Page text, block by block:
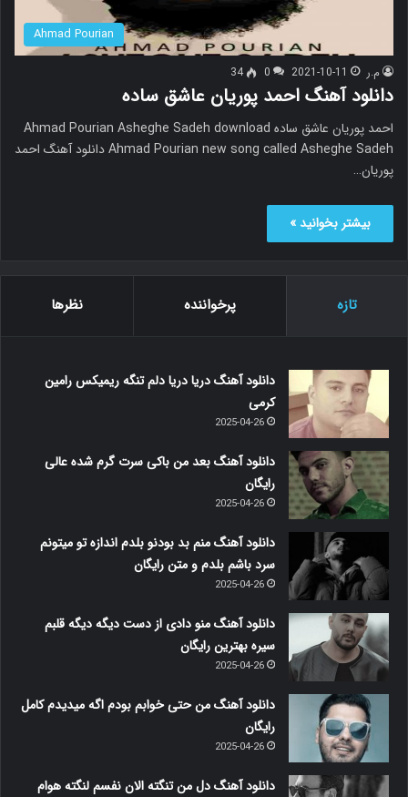
Ahmad Pourian
م.ر 2021-10-11
0
34
دانلود آهنگ احمد پوریان عاشق ساده
احمد پوریان عاشق ساده Ahmad Pourian Asheghe Sadeh download
Ahmad Pourian new song called Asheghe Sadeh دانلود آهنگ احمد
پوریان…
بیشتر بخوانید »
تازه پرخواننده نظرها
دانلود آهنگ دریا دریا دلم تنگه ریمیکس رامین
کرمی
2025-04-26
دانلود آهنگ بعد من باکی سرت گرم شده عالی
رایگان
2025-04-26
دانلود آهنگ منم بد بودنو بلدم اندازه تو میتونم
سرد باشم بلدم و متن رایگان
2025-04-26
دانلود آهنگ منو دادی از دست دیگه دیگه قلبم
سیره بهترین رایگان
2025-04-26
دانلود آهنگ من حتی خوابم بودم اگه میدیدم کامل
رایگان
2025-04-26
دانلود آهنگ دل من تنگته الان نفسم لنگته هوام